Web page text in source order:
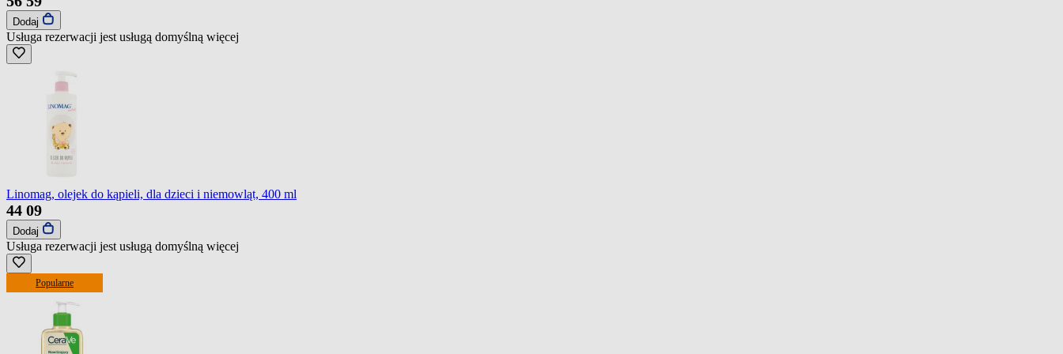
Dodaj
Usługa rezerwacji jest usługą domyślną więcej
Linomag, olejek do kąpieli, dla dzieci i niemowląt, 400 ml
44 09
Dodaj
Usługa rezerwacji jest usługą domyślną więcej
Popularne